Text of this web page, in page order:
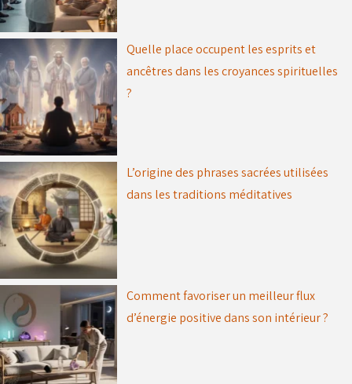
Quelle place occupent les esprits et
ancêtres dans les croyances spirituelles
?
L’origine des phrases sacrées utilisées
dans les traditions méditatives
Comment favoriser un meilleur flux
d’énergie positive dans son intérieur ?